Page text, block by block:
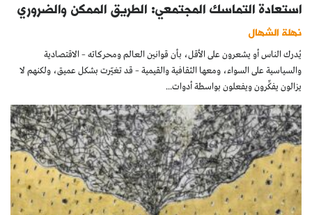
استعادة التماسك المجتمعي: الطريق الممكن والضروري
نهلة الشهال
يُدرك الناس أو يشعرون على الأقل، بأن قوانين العالم ومحركاته – الاقتصادية
والسياسية على السواء، ومعها الثقافية والقيمية – قد تغيّرت بشكل عميق، ولكنهم لا
يزالون يفكِّرون ويفعلون بواسطة أدوات...